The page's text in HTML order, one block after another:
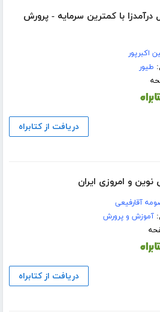
با کمترین سرمایه - پرورش
اکبرپور
طیور
دریافت از کتابراه
و امروزی ایران
آقارفیعی
آموزش و پرورش
دریافت از کتابراه